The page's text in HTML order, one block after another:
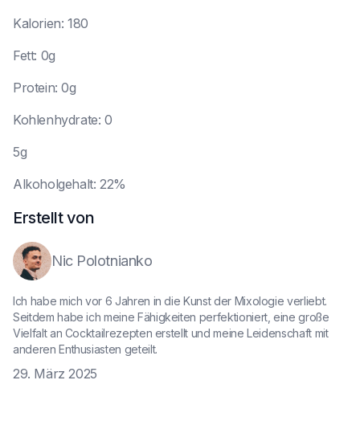
Kalorien: 180
Fett: 0g
Protein: 0g
Kohlenhydrate: 0
5g
Alkoholgehalt: 22%
Erstellt von
Nic Polotnianko
Ich habe mich vor 6 Jahren in die Kunst der Mixologie verliebt.
Seitdem habe ich meine Fähigkeiten perfektioniert, eine große
Vielfalt an Cocktailrezepten erstellt und meine Leidenschaft mit
anderen Enthusiasten geteilt.
29. März 2025